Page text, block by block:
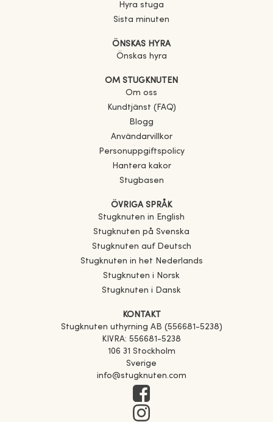
Hyra stuga
Sista minuten
ÖNSKAS HYRA
Önskas hyra
OM STUGKNUTEN
Om oss
Kundtjänst (FAQ)
Blogg
Användarvillkor
Personuppgiftspolicy
Hantera kakor
Stugbasen
ÖVRIGA SPRÅK
Stugknuten in English
Stugknuten på Svenska
Stugknuten auf Deutsch
Stugknuten in het Nederlands
Stugknuten i Norsk
Stugknuten i Dansk
KONTAKT
Stugknuten uthyrning AB (556681-5238)
KIVRA: 556681-5238
106 31 Stockholm
Sverige
info@stugknuten.com